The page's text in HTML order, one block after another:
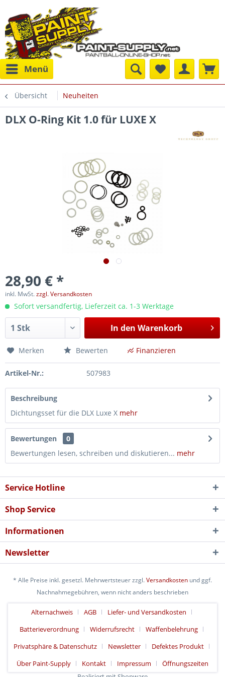
Menü
Übersicht Neuheiten
DLX O-Ring Kit 1.0 für LUXE X
28,90 € *
inkl. MwSt.zzgl. Versandkosten
Sofort versandfertig, Lieferzeit ca. 1-3 Werktage
In den Warenkorb
Merken Bewerten Finanzieren
Artikel-Nr.: 507983
Beschreibung
Dichtungsset für die DLX Luxe X mehr
Bewertungen
0
Bewertungen lesen, schreiben und diskutieren... mehr
Service Hotline
Shop Service
Informationen
Newsletter
* Alle Preise inkl. gesetzl. Mehrwertsteuer zzgl.Versandkosten und ggf.
Nachnahmegebühren, wenn nicht anders beschrieben
Alternachweis AGB
Liefer- und Versandkosten
Batterieverordnung
Widerrufsrecht
Waffenbelehrung
Privatsphäre & Datenschutz
Newsletter
Defektes Produkt
Über Paint-Supply
Kontakt Impressum
Öffnungszeiten